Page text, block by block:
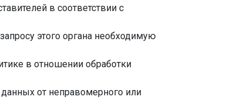
в соответствии с
этого органа необходимую
в отношении обработки
от неправомерного или